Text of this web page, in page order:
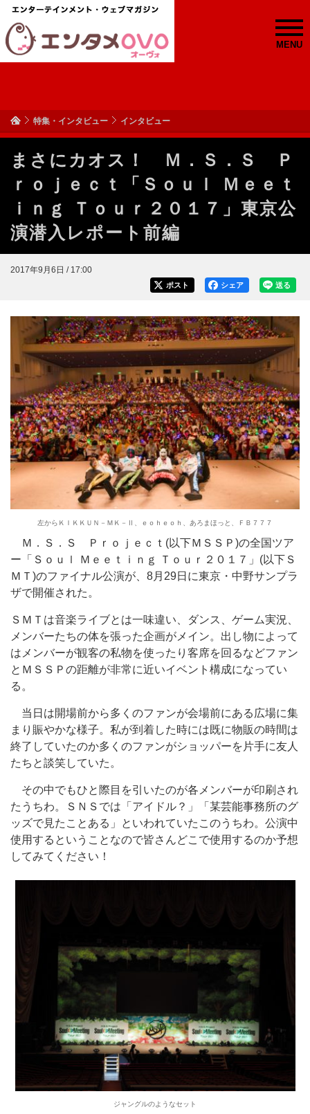
MENU
特集・インタビュー インタビュー
まさにカオス！ Ｍ．Ｓ．Ｓ Ｐ
ｒｏｊｅｃｔ「Ｓｏｕｌ Ｍｅｅｔ
ｉｎｇ Ｔｏｕｒ２０１７」東京公
演潜入レポート前編
2017年9月6日 / 17:00
送る
シェア
ポスト
左からＫＩＫＫＵＮ－ＭＫ－Ⅱ、ｅｏｈｅｏｈ、あろまほっと、ＦＢ７７７
Ｍ．Ｓ．Ｓ Ｐｒｏｊｅｃｔ(以下ＭＳＳＰ)の全国ツア
ー「Ｓｏｕｌ Ｍｅｅｔｉｎｇ Ｔｏｕｒ２０１７」(以下Ｓ
ＭＴ)のファイナル公演が、8月29日に東京・中野サンプラ
ザで開催された。
ＳＭＴは音楽ライブとは一味違い、ダンス、ゲーム実況、
メンバーたちの体を張った企画がメイン。出し物によって
はメンバーが観客の私物を使ったり客席を回るなどファン
とＭＳＳＰの距離が非常に近いイベント構成になってい
る。
当日は開場前から多くのファンが会場前にある広場に集
まり賑やかな様子。私が到着した時には既に物販の時間は
終了していたのか多くのファンがショッパーを片手に友人
たちと談笑していた。
その中でもひと際目を引いたのが各メンバーが印刷され
たうちわ。ＳＮＳでは「アイドル？」「某芸能事務所のグ
ッズで見たことある」といわれていたこのうちわ。公演中
使用するということなので皆さんどこで使用するのか予想
してみてください！
ジャングルのようなセット